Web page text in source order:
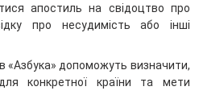
апостиль на свідоцтво про
про несудимість або інші
«Азбука» допоможуть визначити,
конкретної країни та мети